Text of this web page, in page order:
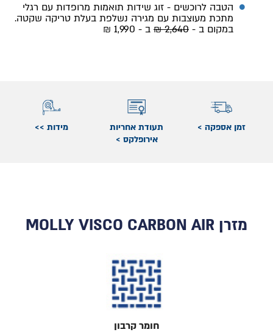
הטבה לרוכשים - זוג שידות תואמות מרופדות עם רגלי
מתכת מעוצבות עם מגירה נשלפת בעלת טריקה שקטה.
במקום ב - 2,640 ₪ ב - 1,990 ₪
זמן אספקה >
תעודת אחריות
אירופלקס >
מידות >>
מזרן MOLLY VISCO CARBON AIR
חומר קרבון